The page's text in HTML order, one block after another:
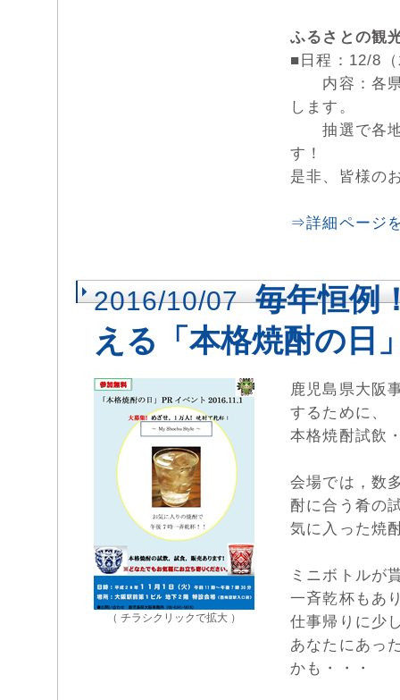
ふるさとの観
■日程：12/8
内容：各県
します。
抽選で各地
す！
是非、皆様の
⇒詳細ページ
2016/10/07 毎年恒例
える「本格焼酎の日
（ チラシクリックで拡大 ）
鹿児島県大阪
するために、
本格焼酎試飲
会場では，数
酎に合う肴の
気に入った焼
ミニボトルが
一斉乾杯もあ
仕事帰りに少
あなたにあっ
かも・・・